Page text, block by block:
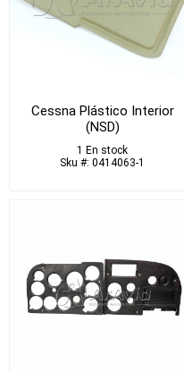
Cessna Plástico Interior
(NSD)
1 En stock
Sku #: 0414063-1